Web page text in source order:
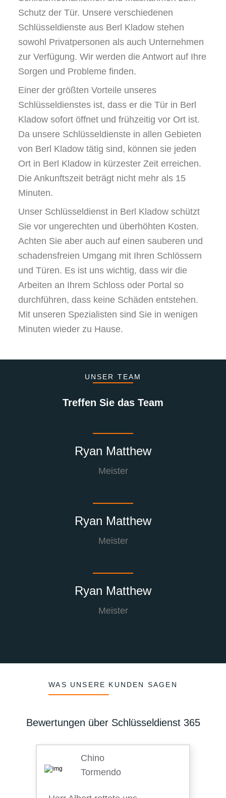
Schutz der Tür. Unsere verschiedenen
Schlüsseldienste aus Berl Kladow stehen
sowohl Privatpersonen als auch Unternehmen
zur Verfügung. Wir werden die Antwort auf Ihre
Sorgen und Probleme finden.
Einer der größten Vorteile unseres
Schlüsseldienstes ist, dass er die Tür in Berl
Kladow sofort öffnet und frühzeitig vor Ort ist.
Da unsere Schlüsseldienste in allen Gebieten
von Berl Kladow tätig sind, können sie jeden
Ort in Berl Kladow in kürzester Zeit erreichen.
Die Ankunftszeit beträgt nicht mehr als 15
Minuten.
Unser Schlüsseldienst in Berl Kladow schützt
Sie vor ungerechten und überhöhten Kosten.
Achten Sie aber auch auf einen sauberen und
schadensfreien Umgang mit Ihren Schlössern
und Türen. Es ist uns wichtig, dass wir die
Arbeiten an Ihrem Schloss oder Portal so
durchführen, dass keine Schäden entstehen.
Mit unseren Spezialisten sind Sie in wenigen
Minuten wieder zu Hause.
UNSER TEAM
Treffen Sie das Team
Ryan Matthew
Meister
Ryan Matthew
Meister
Ryan Matthew
Meister
WAS UNSERE KUNDEN SAGEN
Bewertungen über Schlüsseldienst 365
Chino
Tormendo